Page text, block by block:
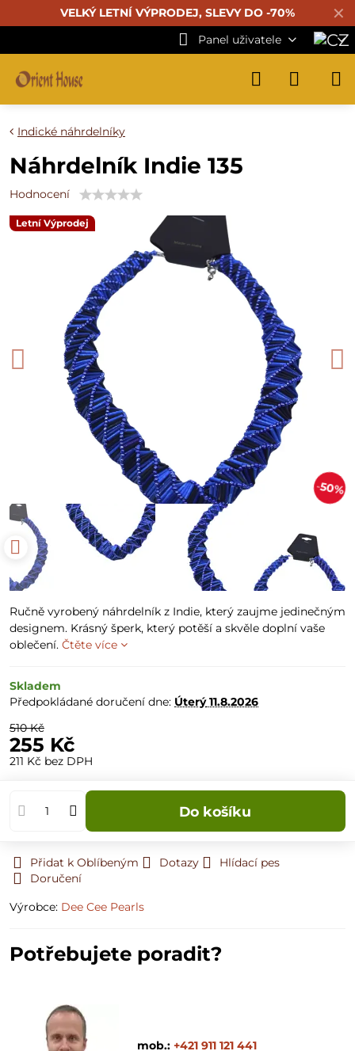
✕
VELKÝ LETNÍ VÝPRODEJ, SLEVY DO -70%
Panel uživatele
Letní Výprodej
50%
Indické náhrdelníky
Náhrdelník Indie 135
Hodnocení
Ručně vyrobený náhrdelník z Indie, který zaujme jedinečným
designem. Krásný šperk, který potěší a skvěle doplní vaše
oblečení. Čtěte více
Skladem
Předpokládané doručení dne: Úterý11.8.2026
510 Kč
255 Kč
211 Kč bez DPH
Do košíku
Přidat k Oblíbeným Dotazy
Hlídací pes
Doručení
Výrobce: Dee Cee Pearls
Potřebujete poradit?
mob.: +421 911 121 441